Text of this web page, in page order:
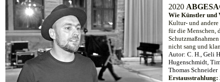
2020
Wie Künstler und
Kultur- und
für die Menschen,
nicht sang und
Autor: C. H., Geli
Hugenschmidt,
Thomas Schneider
Erstausstrahlung: